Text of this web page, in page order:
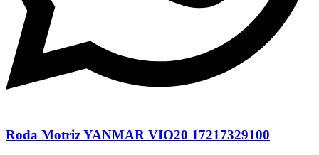
Roda Motriz YANMAR VIO20 17217329100